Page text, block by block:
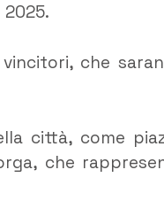
che
città, come
che